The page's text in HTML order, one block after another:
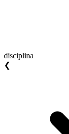
disciplina
❮